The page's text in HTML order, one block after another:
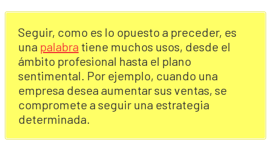
Seguir, como es lo opuesto a preceder, es
una palabra tiene muchos usos, desde el
ámbito profesional hasta el plano
sentimental. Por ejemplo, cuando una
empresa desea aumentar sus ventas, se
compromete a seguir una estrategia
determinada.